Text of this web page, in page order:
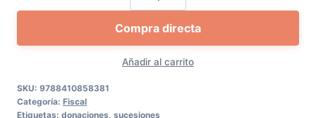
Impuesto
sobre
Sucesiones
y
Añadir al carrito
Compra directa
SKU: 9788410858381
Categoría: Fiscal
Etiquetas: donaciones sucesiones